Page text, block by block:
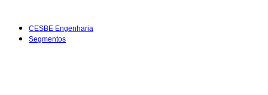
CESBE Engenharia
Segmentos